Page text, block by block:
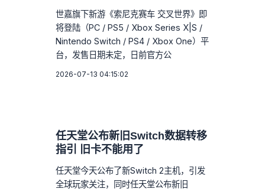
世嘉旗下新游《索尼克赛车 交叉世界》即
将登陆（PC / PS5 / Xbox Series X|S /
Nintendo Switch / PS4 / Xbox One）平
台，发售日期未定，日前官方公
2026-07-13 04:15:02
任天堂公布新旧Switch数据转移
指引 旧卡不能用了
任天堂今天公布了新Switch 2主机，引发
全球玩家关注，同时任天堂公布新旧